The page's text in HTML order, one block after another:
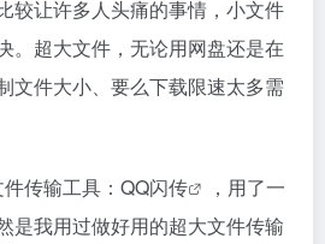
较让许多人头痛的事情，小文件
。超大文件，无论用网盘还是在
文件大小、要么下载限速太多需
传输工具： QQ闪传
，用了一
是我用过做好用的超大文件传输